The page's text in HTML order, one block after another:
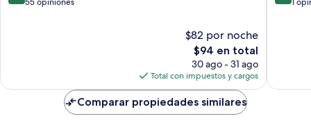
$82 por noche
El
precio
actual
es
de
$94
$94 en total
30 ago - 31 ago
Total con impuestos y cargos
Comparar propiedades similares